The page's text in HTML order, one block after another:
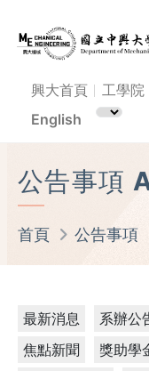
興大首頁 工學院
English
公告事項
首頁 公告事項
最新消息 系辦公
焦點新聞
獎助學